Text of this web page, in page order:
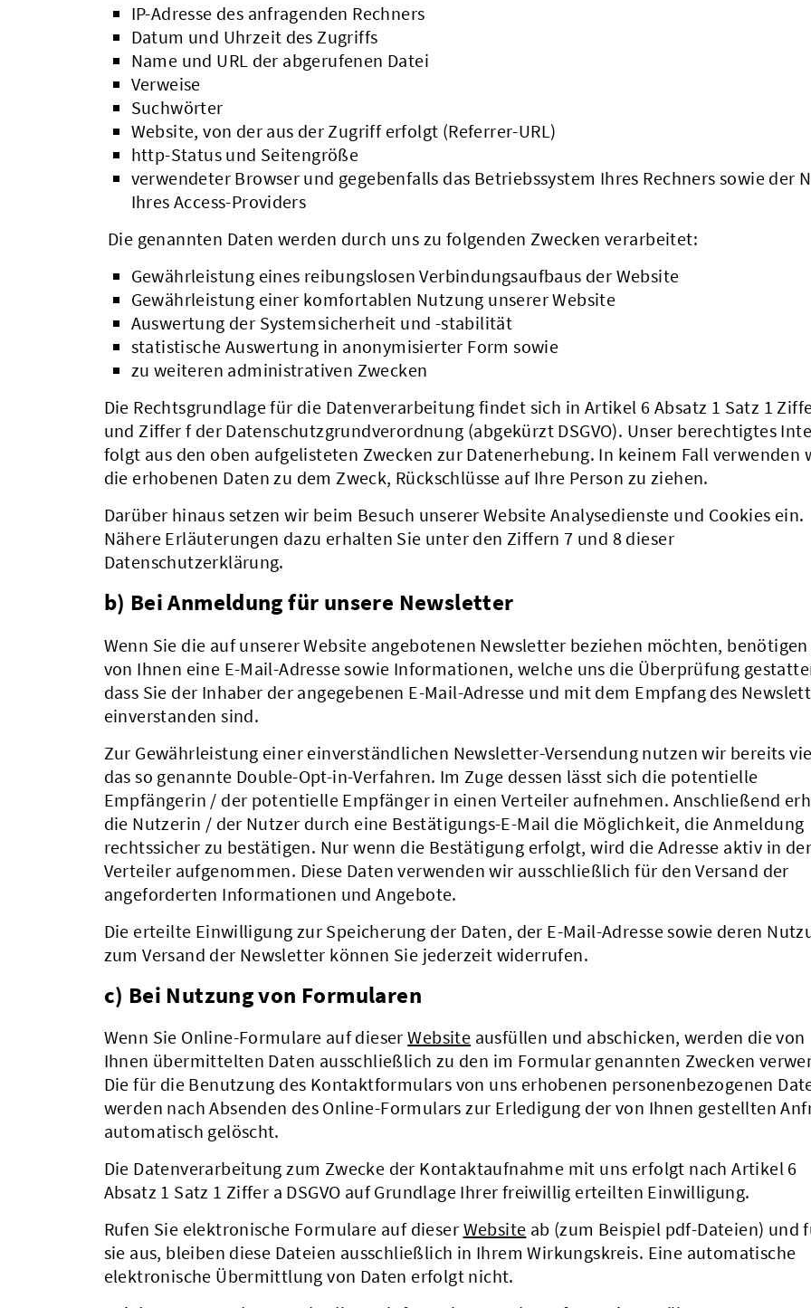
IP-Adresse des anfragenden Rechners
Datum und Uhrzeit des Zugriffs
Name und URL der abgerufenen Datei
Verweise
Suchwörter
Website, von der aus der Zugriff erfolgt (Referrer-URL)
http-Status und Seitengröße
verwendeter Browser und gegebenfalls das Betriebssystem Ihres Rechners sowie der
Ihres Access-Providers
Die genannten Daten werden durch uns zu folgenden Zwecken verarbeitet:
Gewährleistung eines reibungslosen Verbindungsaufbaus der Website
Gewährleistung einer komfortablen Nutzung unserer Website
Auswertung der Systemsicherheit und -stabilität
statistische Auswertung in anonymisierter Form sowie
zu weiteren administrativen Zwecken
Die Rechtsgrundlage für die Datenverarbeitung findet sich in Artikel 6 Absatz 1 Satz 1
und Ziffer f der Datenschutzgrundverordnung (abgekürzt DSGVO). Unser berechtigtes
folgt aus den oben aufgelisteten Zwecken zur Datenerhebung. In keinem Fall verwenden
die erhobenen Daten zu dem Zweck, Rückschlüsse auf Ihre Person zu ziehen.
Darüber hinaus setzen wir beim Besuch unserer Website Analysedienste und Cookies ein.
Nähere Erläuterungen dazu erhalten Sie unter den Ziffern 7 und 8 dieser
Datenschutzerklärung.
b) Bei Anmeldung für unsere Newsletter
Wenn Sie die auf unserer Website angebotenen Newsletter beziehen möchten,
von Ihnen eine E-Mail-Adresse sowie Informationen, welche uns die Überprüfung
dass Sie der Inhaber der angegebenen E-Mail-Adresse und mit dem Empfang des
einverstanden sind.
Zur Gewährleistung einer einverständlichen Newsletter-Versendung nutzen wir bereits
das so genannte Double-Opt-in-Verfahren. Im Zuge dessen lässt sich die potentielle
Empfängerin / der potentielle Empfänger in einen Verteiler aufnehmen. Anschließend
die Nutzerin / der Nutzer durch eine Bestätigungs-E-Mail die Möglichkeit, die Anmeldung
rechtssicher zu bestätigen. Nur wenn die Bestätigung erfolgt, wird die Adresse aktiv in
Verteiler aufgenommen. Diese Daten verwenden wir ausschließlich für den Versand der
angeforderten Informationen und Angebote.
Die erteilte Einwilligung zur Speicherung der Daten, der E-Mail-Adresse sowie deren
zum Versand der Newsletter können Sie jederzeit widerrufen.
c) Bei Nutzung von Formularen
Wenn Sie Online-Formulare auf dieserWebsite ausfüllen und abschicken, werden die von
Ihnen übermittelten Daten ausschließlich zu den im Formular genannten Zwecken
Die für die Benutzung des Kontaktformulars von uns erhobenen personenbezogenen
werden nach Absenden des Online-Formulars zur Erledigung der von Ihnen gestellten
automatisch gelöscht.
Die Datenverarbeitung zum Zwecke der Kontaktaufnahme mit uns erfolgt nach Artikel 6
Absatz 1 Satz 1 Ziffer a DSGVO auf Grundlage Ihrer freiwillig erteilten Einwilligung.
Rufen Sie elektronische Formulare auf dieser Website ab (zum Beispiel pdf-Dateien) und
sie aus, bleiben diese Dateien ausschließlich in Ihrem Wirkungskreis. Eine automatische
elektronische Übermittlung von Daten erfolgt nicht.